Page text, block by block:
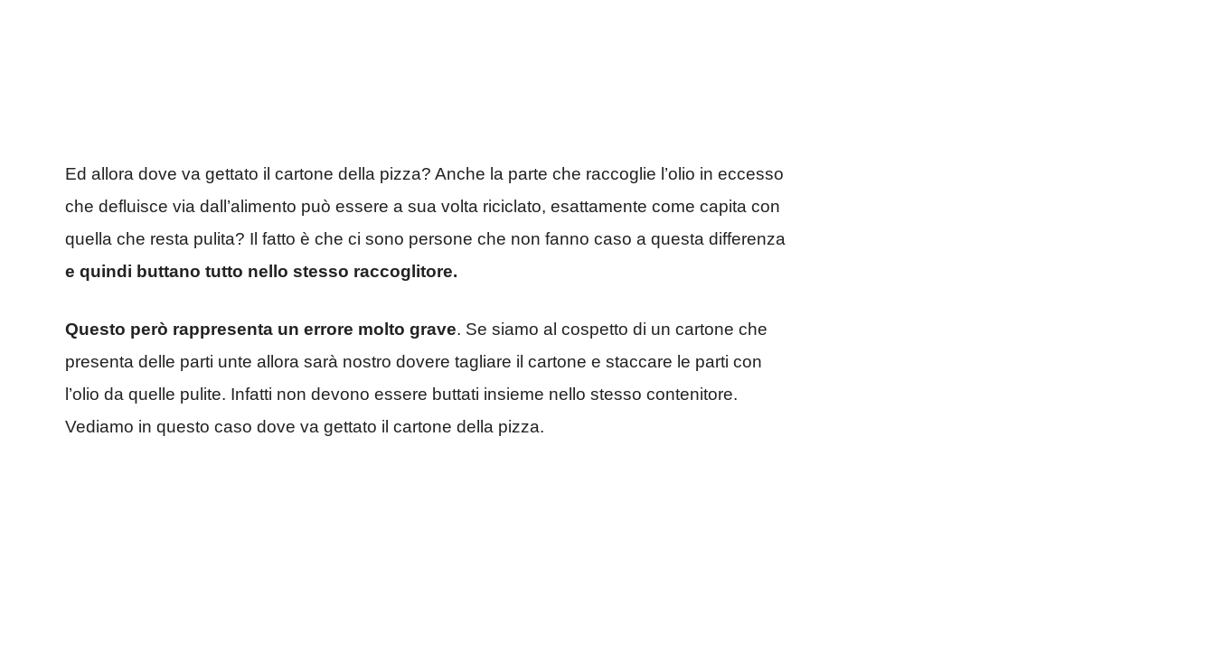
Ed allora dove va gettato il cartone della pizza? Anche la parte che raccoglie l’olio in eccesso
che defluisce via dall’alimento può essere a sua volta riciclato, esattamente come capita con
quella che resta pulita? Il fatto è che ci sono persone che non fanno caso a questa differenza
e quindi buttano tutto nello stesso raccoglitore.
Questo però rappresenta un errore molto grave. Se siamo al cospetto di un cartone che
presenta delle parti unte allora sarà nostro dovere tagliare il cartone e staccare le parti con
l’olio da quelle pulite. Infatti non devono essere buttati insieme nello stesso contenitore.
Vediamo in questo caso dove va gettato il cartone della pizza.